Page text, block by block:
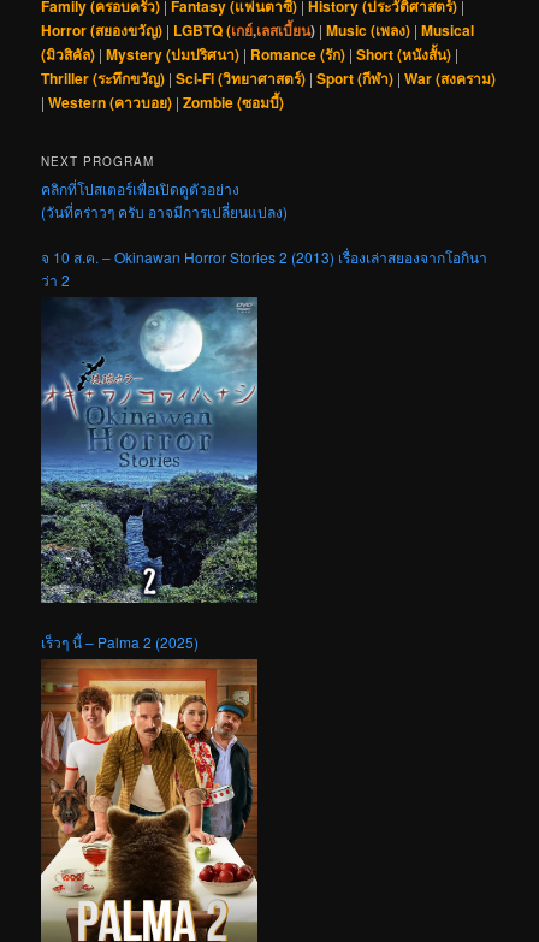
Family (ครอบครัว) |Fantasy (แฟนตาซี) |History (ประวัติศาสตร์) |
Horror (สยองขวัญ) | LGBTQ (เกย์,เลสเบี้ยน) |Music (เพลง) |Musical
(มิวสิคัล) |Mystery (ปมปริศนา) | Romance (รัก) |Short (หนังสั้น) |
Thriller (ระทึกขวัญ) |Sci-Fi (วิทยาศาสตร์) |Sport (กีฬา) |War (สงคราม)
|Western (คาวบอย) |Zombie (ซอมบี้)
NEXT PROGRAM
คลิกที่โปสเตอร์เพื่อเปิดดูตัวอย่าง
(วันที่คร่าวๆ ครับ อาจมีการเปลี่ยนแปลง)
จ 10 ส.ค. – Okinawan Horror Stories 2 (2013) เรื่องเล่าสยองจากโอกินา
ว่า 2
เร็วๆ นี้ – Palma 2 (2025)